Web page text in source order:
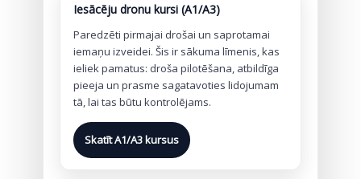
Iesācēju dronu kursi (A1/A3)
Paredzēti pirmajai drošai un saprotamai
iemaņu izveidei. Šis ir sākuma līmenis, kas
ieliek pamatus: droša pilotēšana, atbildīga
pieeja un prasme sagatavoties lidojumam
tā, lai tas būtu kontrolējams.
Skatīt A1/A3 kursus